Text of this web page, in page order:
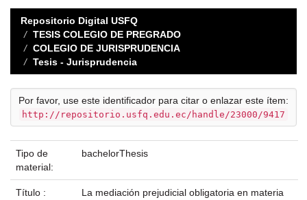
Repositorio Digital USFQ
TESIS COLEGIO DE PREGRADO
COLEGIO DE JURISPRUDENCIA
Tesis - Jurisprudencia
Por favor, use este identificador para citar o enlazar este ítem:
http://repositorio.usfq.edu.ec/handle/23000/9417
Tipo de
material:
bachelorThesis
Título :
La mediación prejudicial obligatoria en materia